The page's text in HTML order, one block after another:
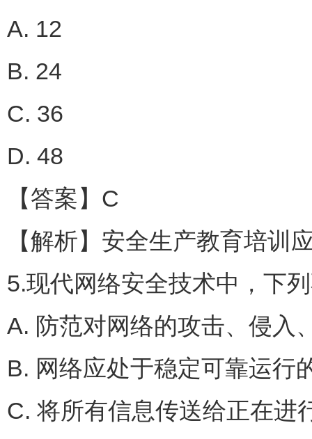
A. 12
B. 24
C. 36
D. 48
【答案】C
【解析】安全生产教育培训
5.现代网络安全技术中，下
A. 防范对网络的攻击、侵入
B. 网络应处于稳定可靠运行
C. 将所有信息传送给正在进